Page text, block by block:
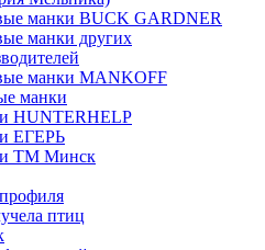
манки BUCK GARDNER
манки других
манки MANKOFF
манки
HUNTERHELP
ЕГЕРЬ
ТМ Минск
птиц